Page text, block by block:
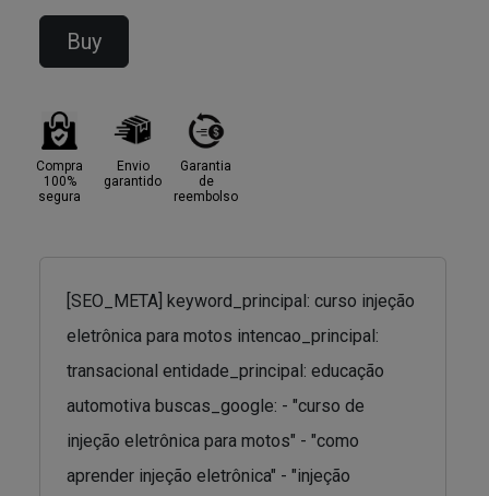
Buy
Compra
100%
segura
Envio
garantido
Garantia
de
reembolso
[SEO_META] keyword_principal: curso injeção
eletrônica para motos intencao_principal:
transacional entidade_principal: educação
automotiva buscas_google: - "curso de
injeção eletrônica para motos" - "como
aprender injeção eletrônica" - "injeção